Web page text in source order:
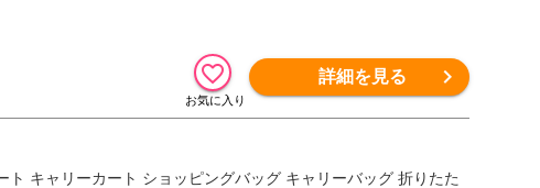
詳細を見る
キャリーカート ショッピングバッグ キャリーバッグ 折りたた